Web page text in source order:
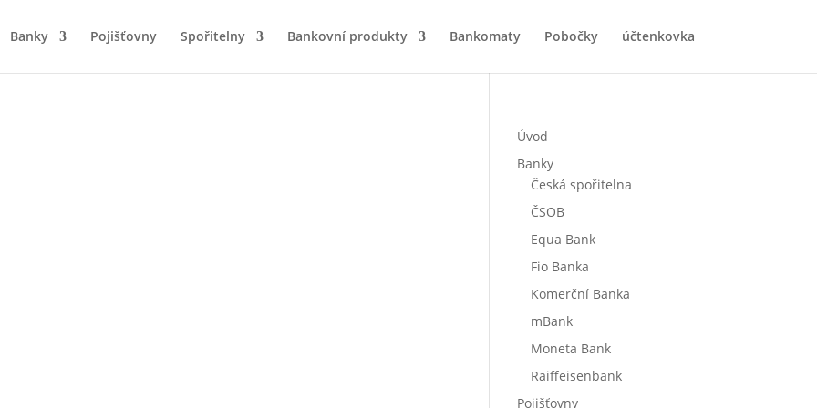
Banky Pojišťovny Spořitelny Bankovní produkty Bankomaty Pobočky účtenkovka
Úvod
Banky
Česká spořitelna
ČSOB
Equa Bank
Fio Banka
Komerční Banka
mBank
Moneta Bank
Raiffeisenbank
Pojišťovny